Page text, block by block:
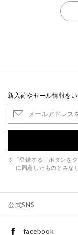
新入荷やセール情報を
※「登録する」ボタンをク
に同意したものとみな
公式SNS
facebook